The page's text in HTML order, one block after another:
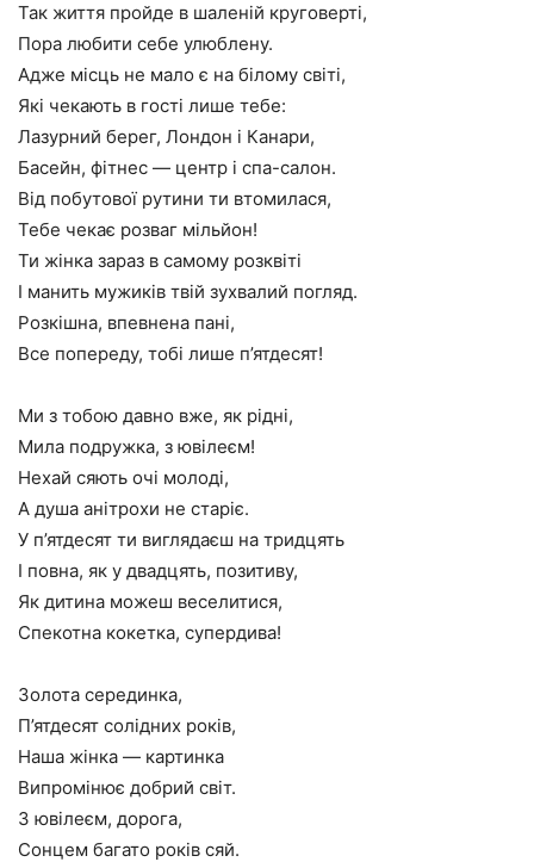
Так життя пройде в шаленій круговерті,
Пора любити себе улюблену.
Адже місць не мало є на білому світі,
Які чекають в гості лише тебе:
Лазурний берег, Лондон і Канари,
Басейн, фітнес — центр і спа-салон.
Від побутової рутини ти втомилася,
Тебе чекає розваг мільйон!
Ти жінка зараз в самому розквіті
І манить мужиків твій зухвалий погляд.
Розкішна, впевнена пані,
Все попереду, тобі лише п’ятдесят!
Ми з тобою давно вже, як рідні,
Мила подружка, з ювілеєм!
Нехай сяють очі молоді,
А душа анітрохи не старіє.
У п’ятдесят ти виглядаєш на тридцять
І повна, як у двадцять, позитиву,
Як дитина можеш веселитися,
Спекотна кокетка, супердива!
Золота серединка,
П’ятдесят солідних років,
Наша жінка — картинка
Випромінює добрий світ.
З ювілеєм, дорога,
Сонцем багато років сяй.